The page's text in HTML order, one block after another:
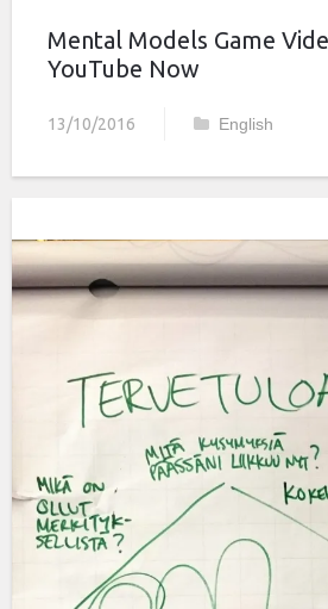
Mental Models Game
YouTube Now
13/10/2016 English